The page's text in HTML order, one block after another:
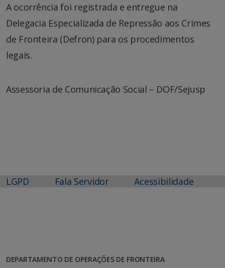
A ocorrência foi registrada e entregue na
Delegacia Especializada de Repressão aos Crimes
de Fronteira (Defron) para os procedimentos
legais.
Assessoria de Comunicação Social – DOF/Sejusp
LGPD Fala Servidor Acessibilidade
DEPARTAMENTO DE OPERAÇÕES DE FRONTEIRA